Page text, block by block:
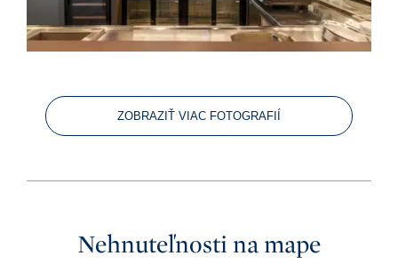
ZOBRAZIŤ VIAC FOTOGRAFIÍ
Nehnuteľnosti na mape